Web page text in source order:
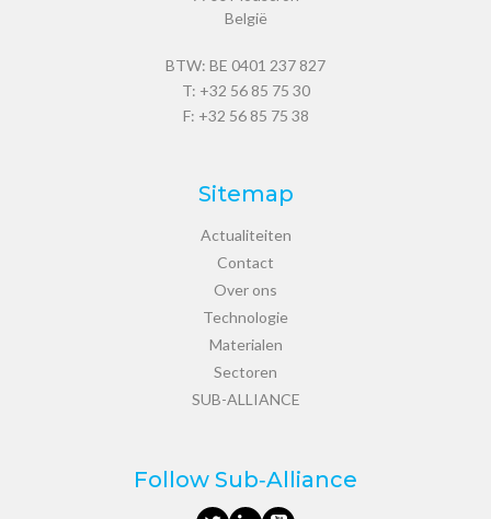
België
BTW: BE 0401 237 827
T: +32 56 85 75 30
F: +32 56 85 75 38
Sitemap
Actualiteiten
Contact
Over ons
Technologie
Materialen
Sectoren
SUB-ALLIANCE
Follow Sub‑Alliance